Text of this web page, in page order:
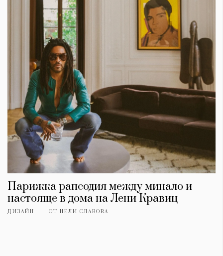
Парижка рапсодия между минало и
настояще в дома на Лени Кравиц
ДИЗАЙН ОТ НЕЛИ СЛАВОВА